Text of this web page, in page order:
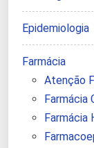
Epidemiologia
Farmácia
Atenção
Farmácia
Farmácia